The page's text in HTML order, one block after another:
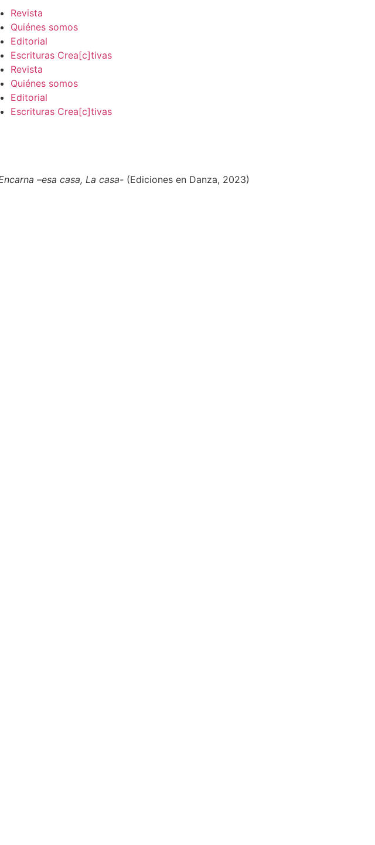
Revista
Quiénes somos
Editorial
Escrituras Crea[c]tivas
Revista
Quiénes somos
Editorial
Escrituras Crea[c]tivas
–esa casa, La casa- (Ediciones en Danza, 2023)